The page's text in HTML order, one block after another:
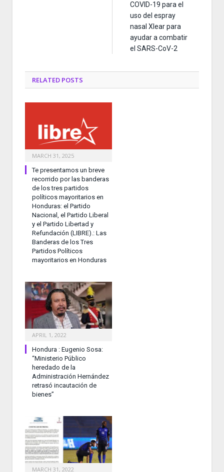
COVID-19 para el
uso del espray
nasal Xlear para
ayudar a combatir
el SARS-CoV-2
RELATED POSTS
MARCH 31, 2025
Te presentamos un breve
recorrido por las banderas
de los tres partidos
políticos mayoritarios en
Honduras: el Partido
Nacional, el Partido Liberal
y el Partido Libertad y
Refundación (LIBRE).: Las
Banderas de los Tres
Partidos Políticos
mayoritarios en Honduras
APRIL 1, 2022
Hondura : Eugenio Sosa:
“Ministerio Público
heredado de la
Administración Hernández
retrasó incautación de
bienes”
MARCH 31, 2022